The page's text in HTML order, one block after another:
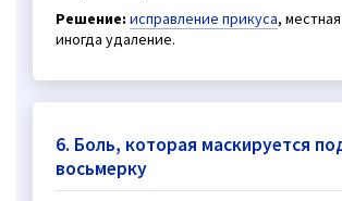
Решение: исправление прикуса,
иногда удаление.
6. Боль, которая маскируется
восьмерку